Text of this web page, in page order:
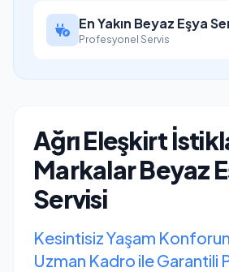
En Yakın Beyaz Eşya
Profesyonel Servis
Ağrı Eleşkirt
Markalar Beyaz
Servisi
Kesintisiz Yaşam
Uzman Kadro ile Garantili